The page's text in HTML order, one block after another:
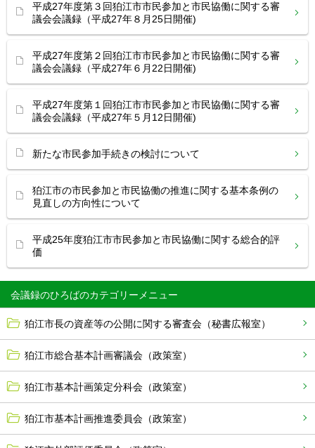
会議録のひろば
狛江市長の資産等の公開に関する審査会（秘書広報室）
狛江市総合基本計画審議会（政策室）
狛江市基本計画策定分科会（政策室）
狛江市基本計画推進委員会（政策室）
平成27年度第３回狛江市市民参加と市民協働に関する審
議会会議録（平成27年８月25日開催)
平成27年度第２回狛江市市民参加と市民協働に関する審
議会会議録（平成27年６月22日開催)
平成27年度第１回狛江市市民参加と市民協働に関する審
議会会議録（平成27年５月12日開催)
新たな市民参加手続きの検討について
狛江市の市民参加と市民協働の推進に関する基本条例の
見直しの方向性について
平成25年度狛江市市民参加と市民協働に関する総合的評
価